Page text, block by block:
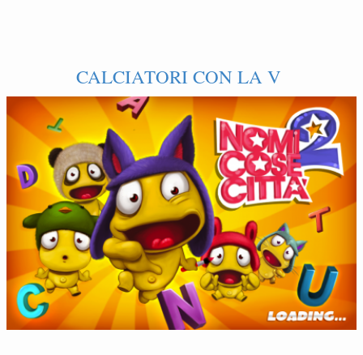
CALCIATORI CON LA V